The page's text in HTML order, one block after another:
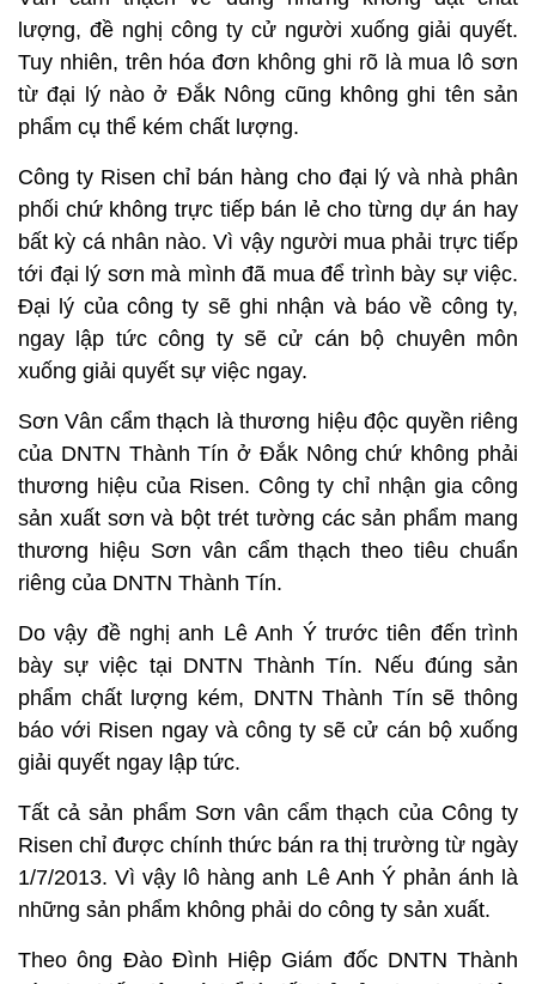
lượng, đề nghị công ty cử người xuống giải quyết.
Tuy nhiên, trên hóa đơn không ghi rõ là mua lô sơn
từ đại lý nào ở Đắk Nông cũng không ghi tên sản
phẩm cụ thể kém chất lượng.
Công ty Risen chỉ bán hàng cho đại lý và nhà phân
phối chứ không trực tiếp bán lẻ cho từng dự án hay
bất kỳ cá nhân nào. Vì vậy người mua phải trực tiếp
tới đại lý sơn mà mình đã mua để trình bày sự việc.
Đại lý của công ty sẽ ghi nhận và báo về công ty,
ngay lập tức công ty sẽ cử cán bộ chuyên môn
xuống giải quyết sự việc ngay.
Sơn Vân cẩm thạch là thương hiệu độc quyền riêng
của DNTN Thành Tín ở Đắk Nông chứ không phải
thương hiệu của Risen. Công ty chỉ nhận gia công
sản xuất sơn và bột trét tường các sản phẩm mang
thương hiệu Sơn vân cẩm thạch theo tiêu chuẩn
riêng của DNTN Thành Tín.
Do vậy đề nghị anh Lê Anh Ý trước tiên đến trình
bày sự việc tại DNTN Thành Tín. Nếu đúng sản
phẩm chất lượng kém, DNTN Thành Tín sẽ thông
báo với Risen ngay và công ty sẽ cử cán bộ xuống
giải quyết ngay lập tức.
Tất cả sản phẩm Sơn vân cẩm thạch của Công ty
Risen chỉ được chính thức bán ra thị trường từ ngày
1/7/2013. Vì vậy lô hàng anh Lê Anh Ý phản ánh là
những sản phẩm không phải do công ty sản xuất.
Theo ông Đào Đình Hiệp Giám đốc DNTN Thành